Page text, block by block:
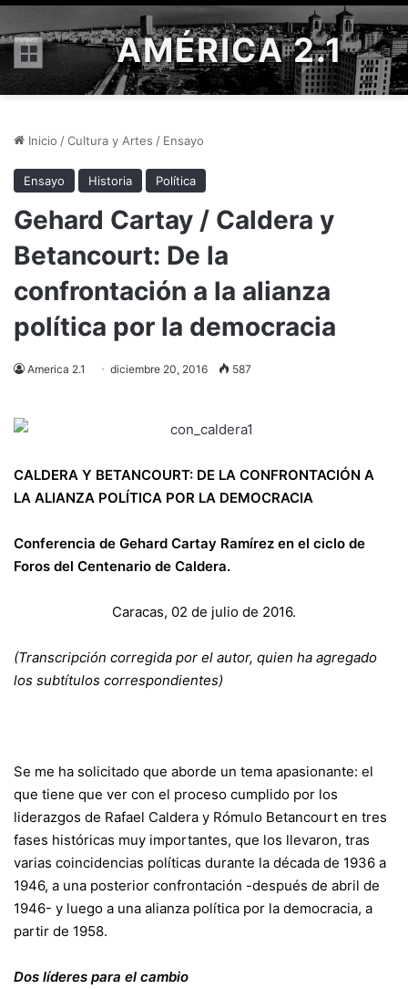
Menú AMÉRICA 2.1
Inicio /Cultura y Artes / Ensayo
Ensayo Historia Política
Gehard Cartay / Caldera y
Betancourt: De la
confrontación a la alianza
política por la democracia
America 2.1 diciembre 20, 2016 587
CALDERA Y BETANCOURT: DE LA CONFRONTACIÓN A
LA ALIANZA POLÍTICA POR LA DEMOCRACIA
Conferencia de Gehard Cartay Ramírez en el ciclo de
Foros del Centenario de Caldera.
Caracas, 02 de julio de 2016.
(Transcripción corregida por el autor, quien ha agregado
los subtítulos correspondientes)
Se me ha solicitado que aborde un tema apasionante: el
que tiene que ver con el proceso cumplido por los
liderazgos de Rafael Caldera y Rómulo Betancourt en tres
fases históricas muy importantes, que los llevaron, tras
varias coincidencias políticas durante la década de 1936 a
1946, a una posterior confrontación -después de abril de
1946- y luego a una alianza política por la democracia, a
partir de 1958.
Dos líderes para el cambio